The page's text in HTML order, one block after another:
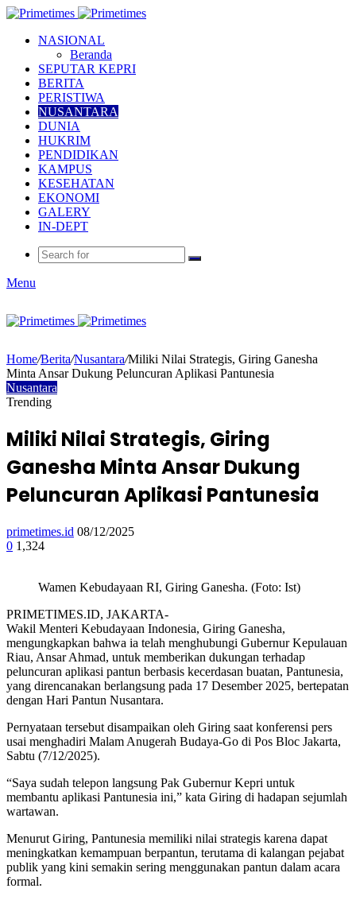
NASIONAL
Beranda
SEPUTAR KEPRI
BERITA
PERISTIWA
NUSANTARA
DUNIA
HUKRIM
PENDIDIKAN
KAMPUS
KESEHATAN
EKONOMI
GALERY
IN-DEPT
Menu
Home/Berita/Nusantara/Miliki Nilai Strategis, Giring Ganesha
Minta Ansar Dukung Peluncuran Aplikasi Pantunesia
Nusantara
Trending
Miliki Nilai Strategis, Giring
Ganesha Minta Ansar Dukung
Peluncuran Aplikasi Pantunesia
primetimes.id 08/12/2025
0 1,324
Wamen Kebudayaan RI, Giring Ganesha. (Foto: Ist)
PRIMETIMES.ID, JAKARTA-
Wakil Menteri Kebudayaan Indonesia, Giring Ganesha,
mengungkapkan bahwa ia telah menghubungi Gubernur Kepulauan
Riau, Ansar Ahmad, untuk memberikan dukungan terhadap
peluncuran aplikasi pantun berbasis kecerdasan buatan, Pantunesia,
yang direncanakan berlangsung pada 17 Desember 2025, bertepatan
dengan Hari Pantun Nusantara.
Pernyataan tersebut disampaikan oleh Giring saat konferensi pers
usai menghadiri Malam Anugerah Budaya-Go di Pos Bloc Jakarta,
Sabtu (7/12/2025).
“Saya sudah telepon langsung Pak Gubernur Kepri untuk
membantu aplikasi Pantunesia ini,” kata Giring di hadapan sejumlah
wartawan.
Menurut Giring, Pantunesia memiliki nilai strategis karena dapat
meningkatkan kemampuan berpantun, terutama di kalangan pejabat
publik yang kini semakin sering menggunakan pantun dalam acara
formal.